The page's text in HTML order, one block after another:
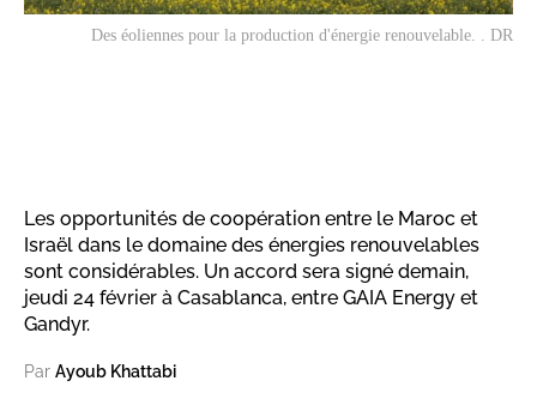
Des éoliennes pour la production d'énergie renouvelable. . DR
Les opportunités de coopération entre le Maroc et
Israël dans le domaine des énergies renouvelables
sont considérables. Un accord sera signé demain,
jeudi 24 février à Casablanca, entre GAIA Energy et
Gandyr.
Par Ayoub Khattabi